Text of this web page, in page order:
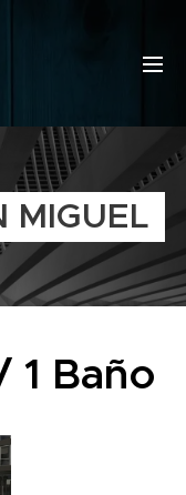
MIGUEL
1 Baño